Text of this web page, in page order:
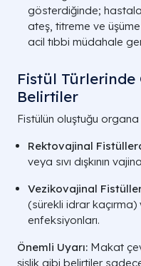
gösterdiğinde;
ateş, titreme ve
acil tıbbi müdahale
Fistül
Belirtiler
Fistülün oluştuğu
Rektovajinal
veya sıvı dışkının
Vezikovajinal
(sürekli idrar kaçırma)
enfeksiyonları.
Önemli Uyarı: Makat
şişlik gibi belirtiler